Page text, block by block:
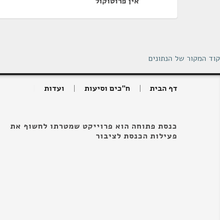
קוד המקור של הנתונים
דף הבית ח"כים וסיעות ועדות
כנסת פתוחה הוא פרוייקט שמטרתו לחשוף את
פעילות הכנסת לציבור